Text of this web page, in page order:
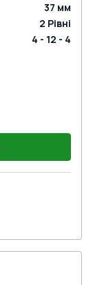
37 мм
2 Рівні
4 - 12 - 4